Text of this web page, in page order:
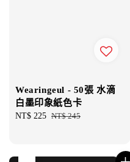
Wearingeul - 50張 水滴
白墨印象紙色卡
Sale
NT$ 225 Regular
NT$ 245